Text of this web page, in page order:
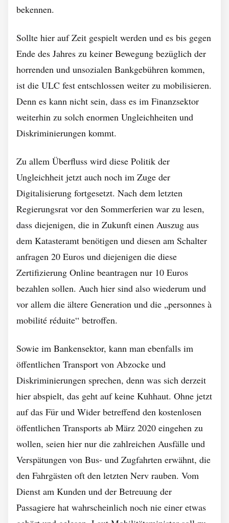
bekennen.
Sollte hier auf Zeit gespielt werden und es bis gegen
Ende des Jahres zu keiner Bewegung bezüglich der
horrenden und unsozialen Bankgebühren kommen,
ist die ULC fest entschlossen weiter zu mobilisieren.
Denn es kann nicht sein, dass es im Finanzsektor
weiterhin zu solch enormen Ungleichheiten und
Diskriminierungen kommt.
Zu allem Überfluss wird diese Politik der
Ungleichheit jetzt auch noch im Zuge der
Digitalisierung fortgesetzt. Nach dem letzten
Regierungsrat vor den Sommerferien war zu lesen,
dass diejenigen, die in Zukunft einen Auszug aus
dem Katasteramt benötigen und diesen am Schalter
anfragen 20 Euros und diejenigen die diese
Zertifizierung Online beantragen nur 10 Euros
bezahlen sollen. Auch hier sind also wiederum und
vor allem die ältere Generation und die „personnes à
mobilité réduite“ betroffen.
Sowie im Bankensektor, kann man ebenfalls im
öffentlichen Transport von Abzocke und
Diskriminierungen sprechen, denn was sich derzeit
hier abspielt, das geht auf keine Kuhhaut. Ohne jetzt
auf das Für und Wider betreffend den kostenlosen
öffentlichen Transports ab März 2020 eingehen zu
wollen, seien hier nur die zahlreichen Ausfälle und
Verspätungen von Bus- und Zugfahrten erwähnt, die
den Fahrgästen oft den letzten Nerv rauben. Vom
Dienst am Kunden und der Betreuung der
Passagiere hat wahrscheinlich noch nie einer etwas